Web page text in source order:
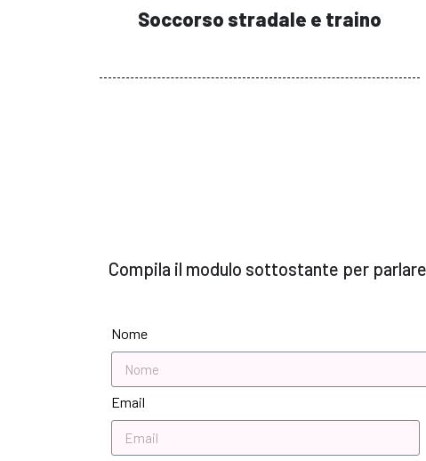
Soccorso stradale e traino
Compila il modulo sottostante per
Nome
Email